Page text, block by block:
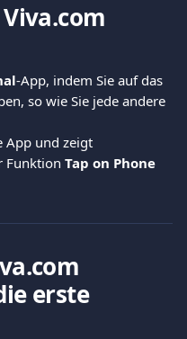
-App, indem Sie auf das
so wie Sie jede andere
App und zeigt
Funktion Tap on Phone
erste